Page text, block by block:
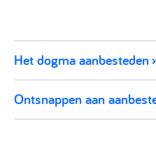
Het dogma aanbesteden
Ontsnappen aan